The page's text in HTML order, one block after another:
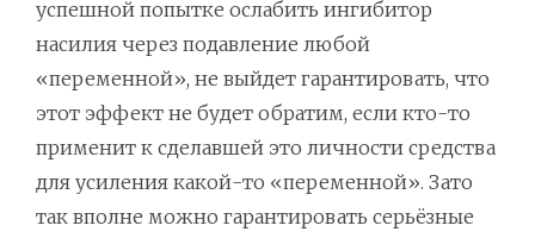
успешной попытке ослабить ингибитор
насилия через подавление любой
«переменной», не выйдет гарантировать, что
этот эффект не будет обратим, если кто-то
применит к сделавшей это личности средства
для усиления какой-то «переменной». Зато
так вполне можно гарантировать серьёзные